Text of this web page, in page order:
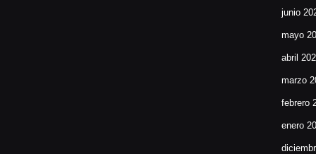
junio
mayo
abril
marzo
febrero
enero